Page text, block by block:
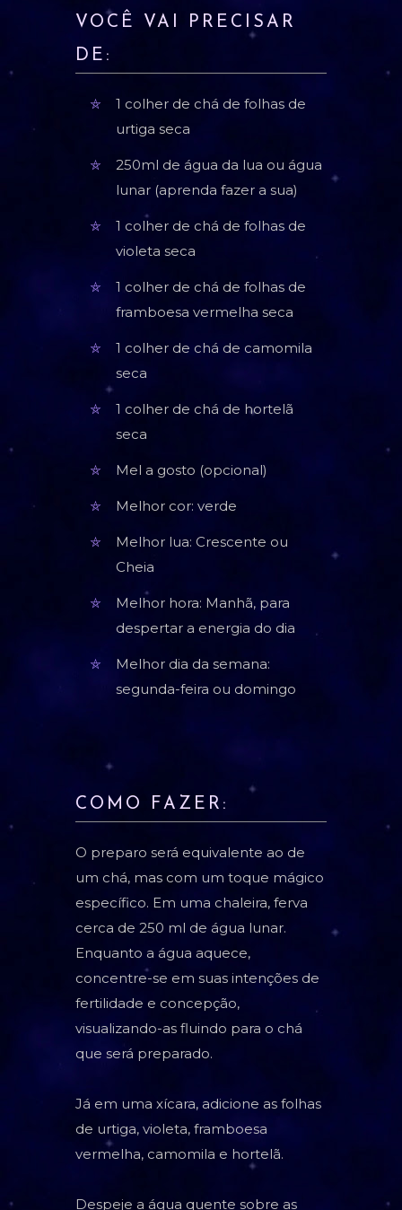
VOCÊ VAI PRECISAR
DE:
1 colher de chá de folhas de
urtiga seca
250ml de água da lua ou água
lunar (aprenda fazer a sua)
1 colher de chá de folhas de
violeta seca
1 colher de chá de folhas de
framboesa vermelha seca
1 colher de chá de camomila
seca
1 colher de chá de hortelã
seca
Mel a gosto (opcional)
Melhor cor: verde
Melhor lua: Crescente ou
Cheia
Melhor hora: Manhã, para
despertar a energia do dia
Melhor dia da semana:
segunda-feira ou domingo
COMO FAZER:
O preparo será equivalente ao de
um chá, mas com um toque mágico
específico. Em uma chaleira, ferva
cerca de 250 ml de água lunar.
Enquanto a água aquece,
concentre-se em suas intenções de
fertilidade e concepção,
visualizando-as fluindo para o chá
que será preparado.
Já em uma xícara, adicione as folhas
de urtiga, violeta, framboesa
vermelha, camomila e hortelã.
Despeje a água quente sobre as